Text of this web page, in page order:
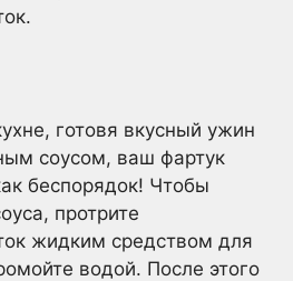
готовя вкусный ужин
соусом, ваш фартук
беспорядок! Чтобы
протрите
жидким средством для
водой. После этого